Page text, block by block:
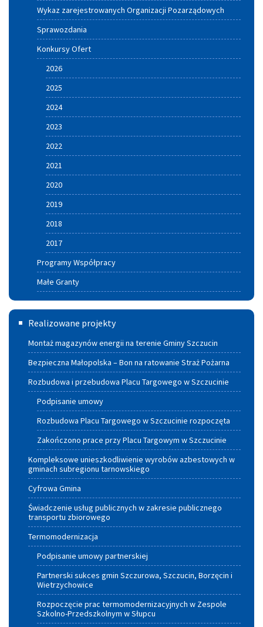
Miasta
Gminy
Szczucin
Wykaz zarejestrowanych Organizacji Pozarządowych
Sprawozdania
Konkursy Ofert
2026
2025
2024
2023
2022
2021
2020
2019
2018
2017
Programy Współpracy
Małe Granty
Termomodernizacja
Realizowane projekty
Montaż magazynów energii na terenie Gminy Szczucin
Bezpieczna Małopolska – Bon na ratowanie Straż Pożarna
Rozbudowa i przebudowa Placu Targowego w Szczucinie
Podpisanie umowy
Rozbudowa Placu Targowego w Szczucinie rozpoczęta
Zakończono prace przy Placu Targowym w Szczucinie
Kompleksowe unieszkodliwienie wyrobów azbestowych w
gminach subregionu tarnowskiego
Cyfrowa Gmina
Świadczenie usług publicznych w zakresie publicznego
transportu zbiorowego
Termomodernizacja
Podpisanie umowy partnerskiej
Partnerski sukces gmin Szczurowa, Szczucin, Borzęcin i
Wietrzychowice
Rozpoczęcie prac termomodernizacyjnych w Zespole
Szkolno-Przedszkolnym w Słupcu